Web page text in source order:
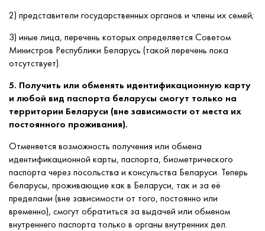
2) представители государственных органов и члены их семей;
3) иные лица, перечень которых определяется Советом
Министров Республики Беларусь (такой перечень пока
отсутствует).
5. Получить или обменять идентификационную карту
и любой вид паспорта беларусы смогут только на
территории Беларуси (вне зависимости от места их
постоянного проживания).
Отменяется возможность получения или обмена
идентификационной карты, паспорта, биометрического
паспорта через посольства и консульства Беларуси. Теперь
беларусы, проживающие как в Беларуси, так и за её
пределами (вне зависимости от того, постоянно или
временно), смогут обратиться за выдачей или обменом
внутреннего паспорта только в органы внутренних дел.